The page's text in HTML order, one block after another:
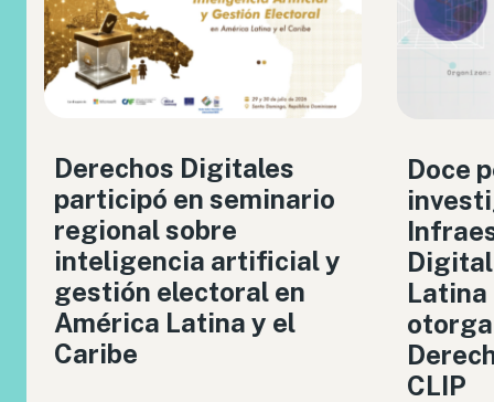
Derechos Digitales
participó en seminario
regional sobre
inteligencia artificial y
gestión electoral en
América Latina y el
Caribe
Doce
Latina
CLIP